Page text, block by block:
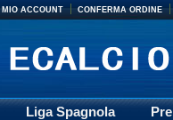
MIO ACCOUNT CONFERMA ORDINE
Liga Spagnola